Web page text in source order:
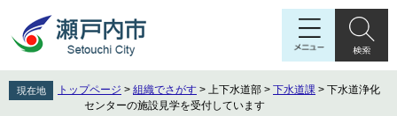
先
頭
を
飛
現在地 トップページ > 組織でさがす > 上下水道部 > 下水道課 > 下水道浄化
センターの施設見学を受付しています